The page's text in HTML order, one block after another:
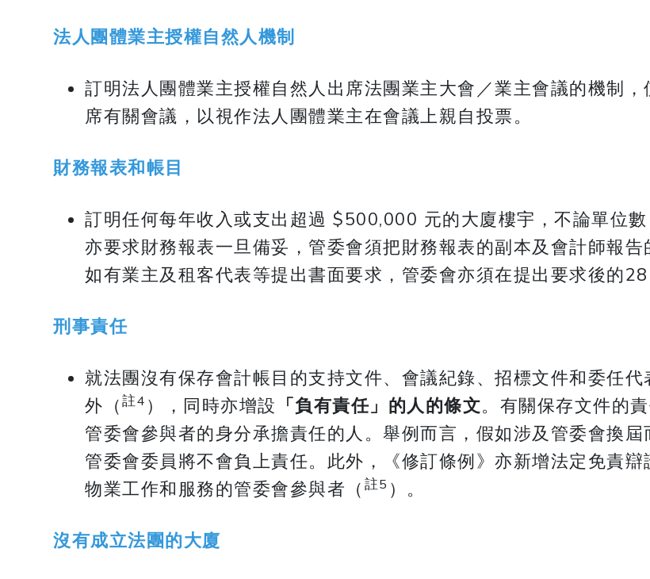
法人團體業主授權自然人機制
訂明法人團體業主授權自然人出席法團業主大會／業主會議的機制
席有關會議，以視作法人團體業主在會議上親自投票。
財務報表和帳目
訂明任何每年收入或支出超過 $500,000 元的大廈樓宇，不論單位
亦要求財務報表一旦備妥，管委會須把財務報表的副本及會計師報
如有業主及租客代表等提出書面要求，管委會亦須在提出要求後的
刑事責任
就法團沒有保存會計帳目的支持文件、會議紀錄、招標文件和委任
外（註4 ），同時亦增設 「負有責任」的人的條文。有關保存文件的
管委會參與者的身分承擔責任的人。舉例而言，假如涉及管委會換
管委會委員將不會負上責任。此外，《修訂條例》亦新增法定免責
物業工作和服務的管委會參與者（ 註5 ）。
沒有成立法團的大廈